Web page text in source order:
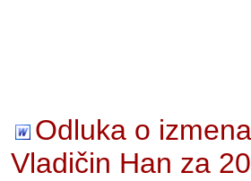
Odluka o
Vladičin Han za